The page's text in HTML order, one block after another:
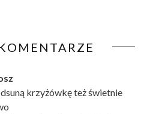
krzyżówkęteż świetnie